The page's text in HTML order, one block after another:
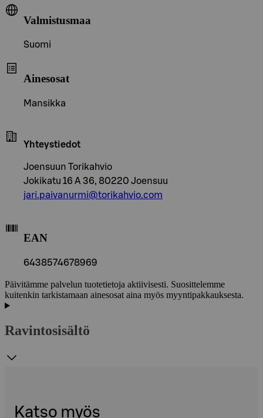
Valmistusmaa
Suomi
Ainesosat
Mansikka
Yhteystiedot
Joensuun Torikahvio
Jokikatu 16 A 36, 80220 Joensuu
jari.paivanurmi@torikahvio.com
EAN
6438574678969
Päivitämme palvelun tuotetietoja aktiivisesti. Suosittelemme
kuitenkin tarkistamaan ainesosat aina myös myyntipakkauksesta.
Ravintosisältö
Katso myös